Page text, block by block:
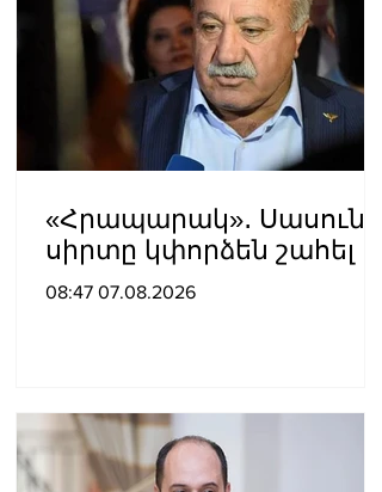
«Հրապարակ»․ Սասունի
սիրտը կփորձեն շահել
08:47 07.08.2026